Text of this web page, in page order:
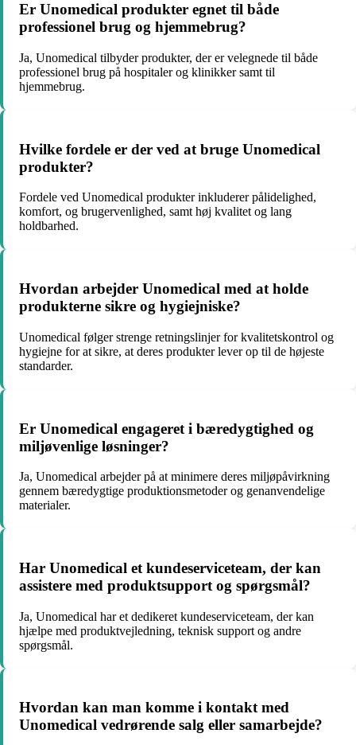
Er Unomedical produkter egnet til både
professionel brug og hjemmebrug?
Ja, Unomedical tilbyder produkter, der er velegnede til både
professionel brug på hospitaler og klinikker samt til
hjemmebrug.
Hvilke fordele er der ved at bruge Unomedical
produkter?
Fordele ved Unomedical produkter inkluderer pålidelighed,
komfort, og brugervenlighed, samt høj kvalitet og lang
holdbarhed.
Hvordan arbejder Unomedical med at holde
produkterne sikre og hygiejniske?
Unomedical følger strenge retningslinjer for kvalitetskontrol og
hygiejne for at sikre, at deres produkter lever op til de højeste
standarder.
Er Unomedical engageret i bæredygtighed og
miljøvenlige løsninger?
Ja, Unomedical arbejder på at minimere deres miljøpåvirkning
gennem bæredygtige produktionsmetoder og genanvendelige
materialer.
Har Unomedical et kundeserviceteam, der kan
assistere med produktsupport og spørgsmål?
Ja, Unomedical har et dedikeret kundeserviceteam, der kan
hjælpe med produktvejledning, teknisk support og andre
spørgsmål.
Hvordan kan man komme i kontakt med
Unomedical vedrørende salg eller samarbejde?